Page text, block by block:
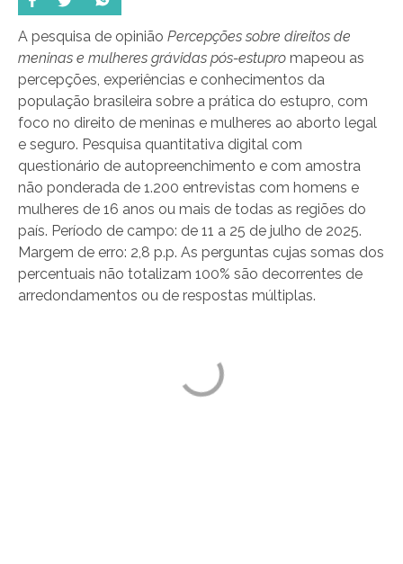
A pesquisa de opinião Percepções sobre direitos de
meninas e mulheres grávidas pós-estupro mapeou as
percepções, experiências e conhecimentos da
população brasileira sobre a prática do estupro, com
foco no direito de meninas e mulheres ao aborto legal
e seguro. Pesquisa quantitativa digital com
questionário de autopreenchimento e com amostra
não ponderada de 1.200 entrevistas com homens e
mulheres de 16 anos ou mais de todas as regiões do
país. Período de campo: de 11 a 25 de julho de 2025.
Margem de erro: 2,8 p.p. As perguntas cujas somas dos
percentuais não totalizam 100% são decorrentes de
arredondamentos ou de respostas múltiplas.